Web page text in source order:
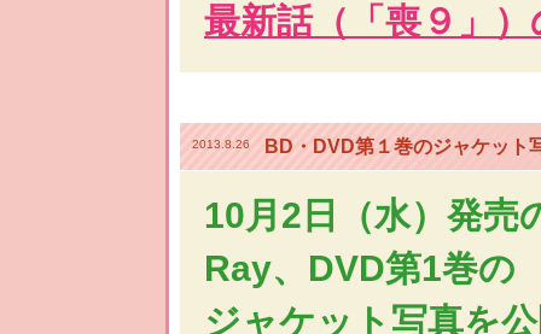
最新話（「喪９」
2013.8.26 BD・DVD第１巻のジャケット
10月2日（水）発売
Ray、DVD第1巻の
ジャケット写真を